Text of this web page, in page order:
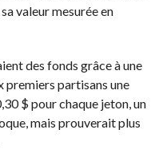
valeur mesurée en
des fonds grâce à une
partisans une
$ pour chaque jeton, un
mais prouverait plus